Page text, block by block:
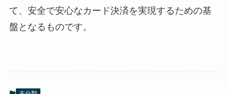
て、安全で安心なカード決済を実現するための基
盤となるものです。